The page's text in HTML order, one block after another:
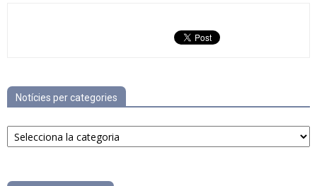
Notícies per categories
Notícies
per